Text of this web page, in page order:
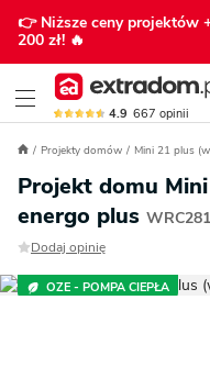
👉 Niższe ceny projektów
200 zł! 🔥
4.9 667 opinii
Projekty domów Mini 21 plus
Projekt domu
energo plus
Dodaj opinię
OZE - POMPA CIEPŁA